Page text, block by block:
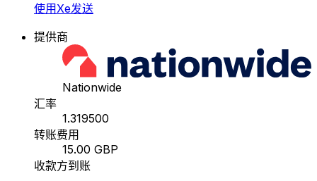
使用Xe发送
提供商
Nationwide
汇率
1.319500
转账费用
15.00 GBP
收款方到账